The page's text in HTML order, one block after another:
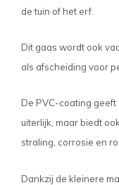
de tuin of het erf.
Dit gaas wordt ook
als afscheiding voor
De PVC-coating
uiterlijk, maar biedt
straling, corrosie en
Dankzij de kleinere